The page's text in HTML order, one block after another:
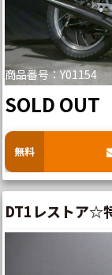
商品番号：Y01154
SOLD OUT
無料
DT1レストア☆